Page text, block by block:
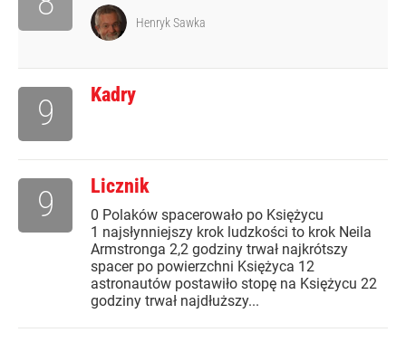
Henryk Sawka
Kadry
9
Licznik
0 Polaków spacerowało po Księżycu
1 najsłynniejszy krok ludzkości to krok Neila
Armstronga 2,2 godziny trwał najkrótszy
spacer po powierzchni Księżyca 12
astronautów postawiło stopę na Księżycu 22
godziny trwał najdłuższy...
9